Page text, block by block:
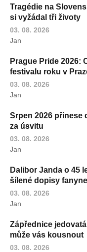
Tragédie na
si vyžádal tři životy
03. 08. 2026
Jan
Prague Pride 2026:
festivalu roku v
03. 08. 2026
Jan
Srpen 2026 přinese
za úsvitu
03. 08. 2026
Jan
Dalibor Janda o 45
šílené dopisy
03. 08. 2026
Jan
Zápřednice
může vás kousnout
03. 08. 2026